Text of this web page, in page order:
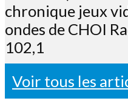
chronique jeux
ondes de CHOI
102,1
Voir tous les